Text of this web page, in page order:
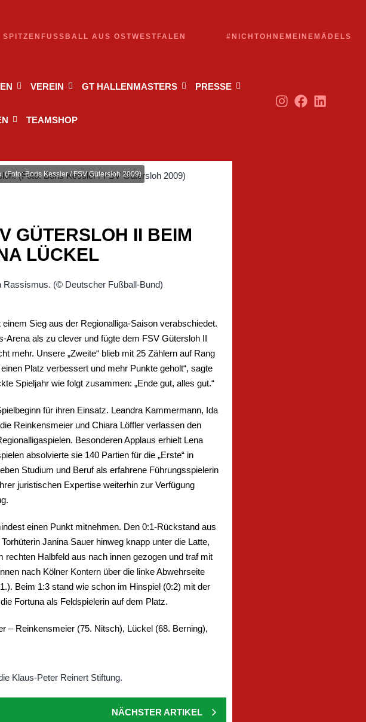
AUS OSTWESTFALEN #NICHTOHNEMEINEMÄDELS
VEREIN GT HALLENMASTERS PRESSE
TEAMSHOP
(Foto: Boris Kessler / FSV Gütersloh 2009)
GÜTERSLOH II BEIM
LÜCKEL
Sieg aus der Regionalliga-Saison verabschiedet.
Arena als zu clever und fügte dem FSV Gütersloh II
mehr. Unsere „Zweite“ blieb mit 25 Zählern auf Rang
Platz verbessert und mehr Punkte geholt“, sagte
Spieljahr wie folgt zusammen: „Ende gut, alles gut.“
für ihren Einsatz. Leandra Kammermann, Ida
Reinkensmeier und Chiara Löffler verlassen den
Besonderen Applaus erhielt Lena
absolvierte sie 140 Partien für die „Erste“ in
Studium und Beruf als erfahrene Führungsspielerin
juristischen Expertise weiterhin zur Verfügung
einen Punkt mitnehmen. Den 0:1-Rückstand aus
Janina Sauer hinweg knapp unter die Latte,
Halbfeld aus nach innen gezogen und traf mit
nach Kölner Kontern über die linke Abwehrseite
Beim 1:3 stand wie schon im Hinspiel (0:2) mit der
Fortuna als Feldspielerin auf dem Platz.
– Reinkensmeier (75. Nitsch), Lückel (68. Berning),
NÄCHSTER ARTIKEL